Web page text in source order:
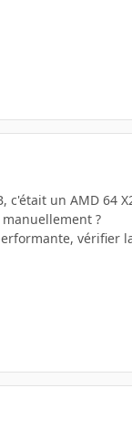
c'était un AMD 64
?
vérifier